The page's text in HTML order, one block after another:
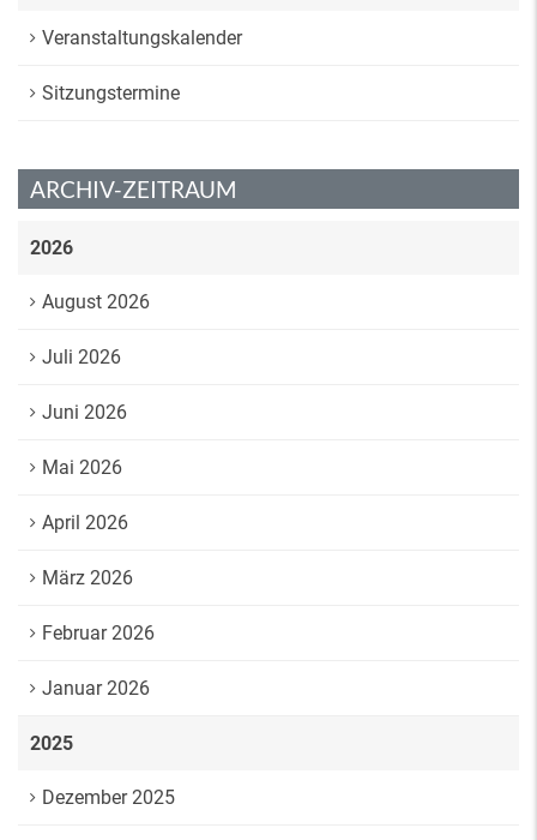
Veranstaltungskalender
Sitzungstermine
ARCHIV-ZEITRAUM
2026
August 2026
Juli 2026
Juni 2026
Mai 2026
April 2026
März 2026
Februar 2026
Januar 2026
2025
Dezember 2025